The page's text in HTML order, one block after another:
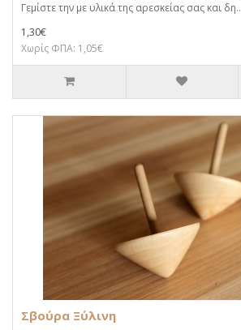
Γεμίστε την με υλικά της αρεσκείας σας και δη..
1,30€
Χωρίς ΦΠΑ: 1,05€
Σβούρα Ξύλινη